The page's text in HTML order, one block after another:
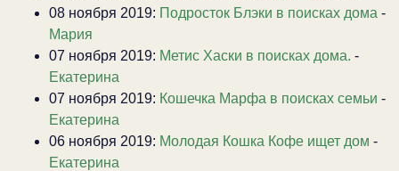
08 ноября 2019: Подросток Блэки в поисках дома -
Мария
07 ноября 2019: Метис Хаски в поисках дома. -
Екатерина
07 ноября 2019: Кошечка Марфа в поисках семьи -
Екатерина
06 ноября 2019: Молодая Кошка Кофе ищет дом -
Екатерина